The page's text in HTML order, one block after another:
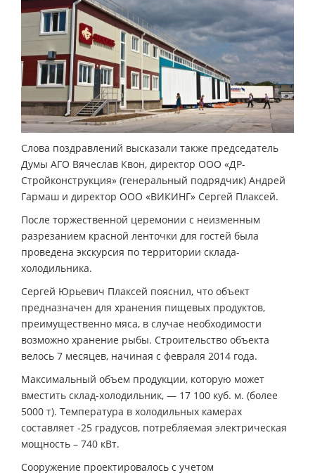
Слова поздравлений высказали также председатель
Думы АГО Вячеслав Квон, директор ООО «ДР-
Стройконструкция» (генеральный подрядчик) Андрей
Гармаш и директор ООО «ВИКИНГ» Сергей Плаксей.
После торжественной церемонии с неизменным
разрезанием красной ленточки для гостей была
проведена экскурсия по территории склада-
холодильника.
Сергей Юрьевич Плаксей пояснил, что объект
предназначен для хранения пищевых продуктов,
преимущественно мяса, в случае необходимости
возможно хранение рыбы. Строительство объекта
велось 7 месяцев, начиная с февраля 2014 года.
Максимальный объем продукции, которую может
вместить склад-холодильник, — 17 100 куб. м. (более
5000 т). Температура в холодильных камерах
составляет -25 градусов, потребляемая электрическая
мощность – 740 кВт.
Сооружение проектировалось с учетом